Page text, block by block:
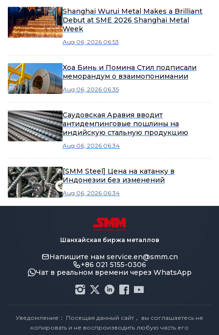
Shanghai Wurui Metal Makes a Brilliant
Debut at SME 2026 Shanghai Metal
Week
Aug 06, 2026 06:53
Хоа Бинь и Помина Стил подписали
меморандум о взаимопонимании
Aug 06, 2026 06:35
Саудовская Аравия вводит
антидемпинговые пошлины на
индийскую стальную продукцию
Aug 06, 2026 06:34
[SMM Steel] Цена на катанку в
Индонезии без изменений
Aug 06, 2026 06:34
Шанхайская биржа металлов
Напишите нам service.en@smm.cn
+86 021 5155-0306
Чат в реальном времени через WhatsApp
Уведомление： Посещая данный сайт， вы соглашаетесь не
копировать и не воспроизводить любую часть его